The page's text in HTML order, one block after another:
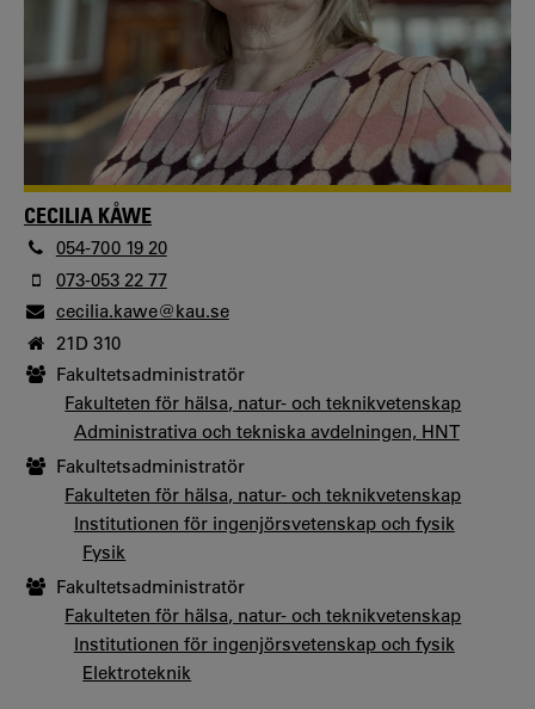
CECILIA KÅWE
054-700 19 20
073-053 22 77
cecilia.kawe@kau.se
21D 310
Fakultetsadministratör
Fakulteten för hälsa, natur- och teknikvetenskap
Administrativa och tekniska avdelningen, HNT
Fakultetsadministratör
Fakulteten för hälsa, natur- och teknikvetenskap
Institutionen för ingenjörsvetenskap och fysik
Fysik
Fakultetsadministratör
Fakulteten för hälsa, natur- och teknikvetenskap
Institutionen för ingenjörsvetenskap och fysik
Elektroteknik